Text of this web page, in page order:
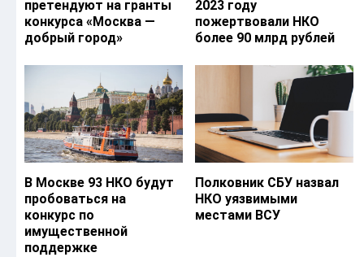
претендуют на гранты
конкурса «Москва —
добрый город»
2023 году
пожертвовали НКО
более 90 млрд рублей
В Москве 93 НКО будут
пробоваться на
конкурс по
имущественной
поддержке
Полковник СБУ назвал
НКО уязвимыми
местами ВСУ